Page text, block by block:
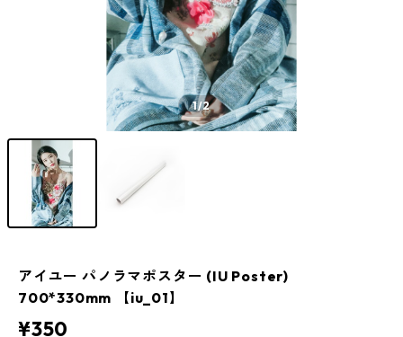
1/2
アイユー パノラマポスター (IU Poster)
700*330mm 【iu_01】
¥350